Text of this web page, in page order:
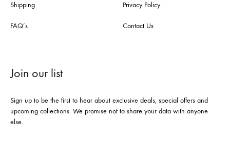
Shipping
FAQ’s
Privacy Policy
Contact Us
Join our list
Sign up to be the first to hear about exclusive deals, special offers and
upcoming collections. We promise not to share your data with anyone
else.